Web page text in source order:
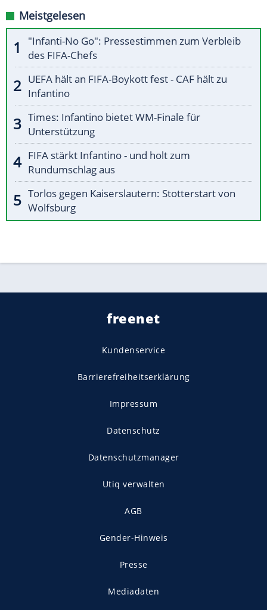
Meistgelesen
"Infanti-No Go": Pressestimmen zum Verbleib
des FIFA-Chefs
UEFA hält an FIFA-Boykott fest - CAF hält zu
Infantino
Times: Infantino bietet WM-Finale für
Unterstützung
FIFA stärkt Infantino - und holt zum
Rundumschlag aus
Torlos gegen Kaiserslautern: Stotterstart von
Wolfsburg
freenet
Kundenservice
Barrierefreiheitserklärung
Impressum
Datenschutz
Datenschutzmanager
Utiq verwalten
AGB
Gender-Hinweis
Presse
Mediadaten